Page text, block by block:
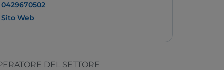
0429670502
Sito Web
DEL SETTORE